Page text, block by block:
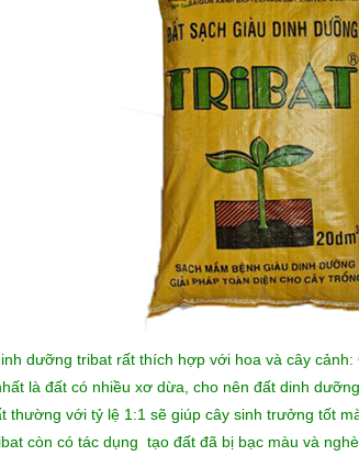
dưỡng tribat rất thích hợp với hoa và cây
là đất có nhiều xơ dừa, cho nên đất dinh
thường với tỷ lệ 1:1 sẽ giúp cây sinh trưởng tốt
còn có tác dụng tạo đất đã bị bạc màu và